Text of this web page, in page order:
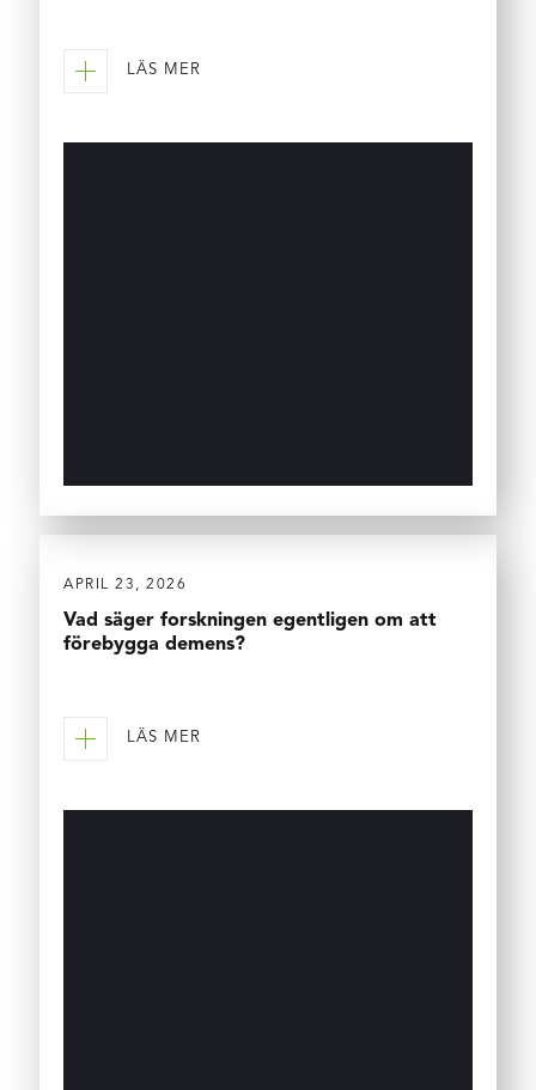
LÄS MER
APRIL 23, 2026
Vad säger forskningen egentligen om att
förebygga demens?
LÄS MER